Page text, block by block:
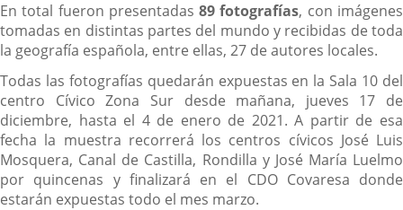
En total fueron presentadas89 fotografías, con imágenes
tomadas en distintas partes del mundo y recibidas de toda
la geografía española, entre ellas, 27 de autores locales.
Todas las fotografías quedarán expuestas en la Sala 10 del
centro Cívico Zona Sur desde mañana, jueves 17 de
diciembre, hasta el 4 de enero de 2021. A partir de esa
fecha la muestra recorrerá los centros cívicos José Luis
Mosquera, Canal de Castilla, Rondilla y José María Luelmo
por quincenas y finalizará en el CDO Covaresa donde
estarán expuestas todo el mes marzo.